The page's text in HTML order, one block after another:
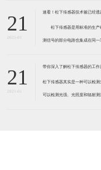
带有应变片的弹性体组成。弹性
21
2021-01
速看！松下传感器技术被已经透
松下传感器是用标准的生产
测信号的部分电路也集成在同
器是利用相应材料的浆料，涂覆
21
2021-01
带你深入了解松下传感器的工作
松下传感器其实是一种可以检
可以检测光强、光照度和辐射